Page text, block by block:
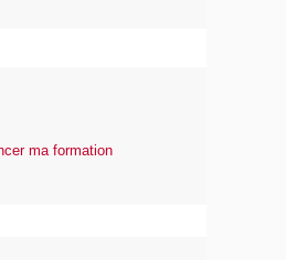
ma formation